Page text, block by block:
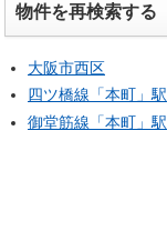
物件を再検索する
大阪市西区
四ツ橋線「本町 」駅
御堂筋線「本町 」駅